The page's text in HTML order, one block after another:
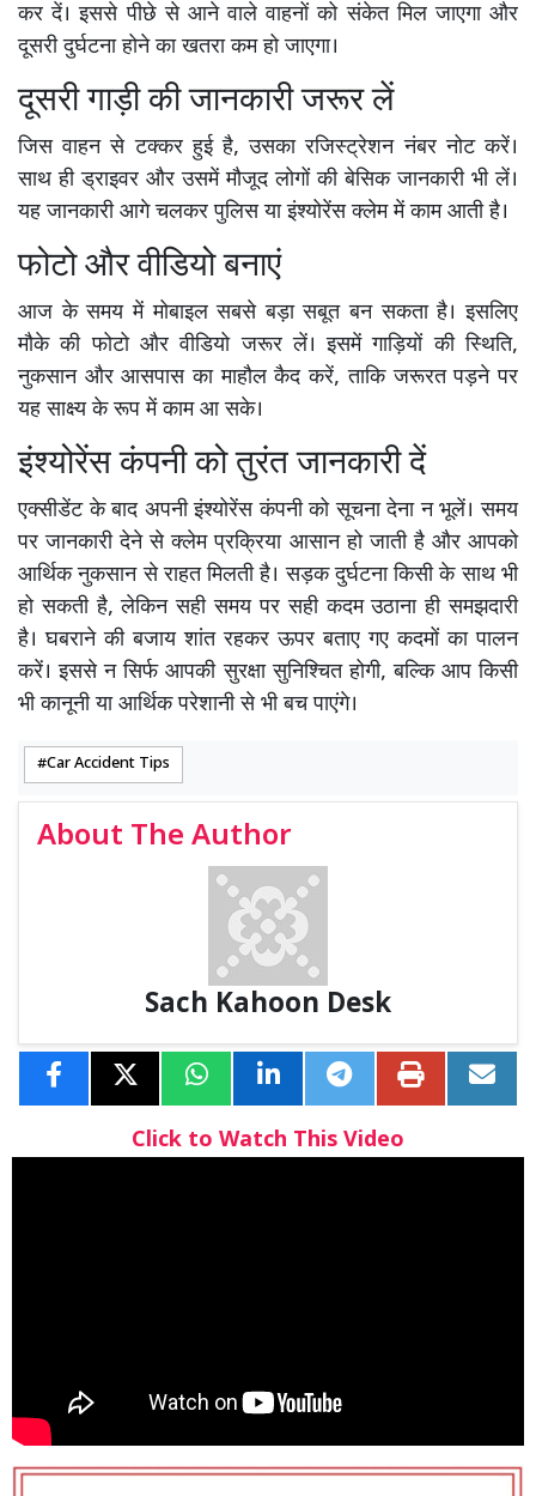
कर दें। इससे पीछे से आने वाले वाहनों को संकेत मिल जाएगा और
दूसरी दुर्घटना होने का खतरा कम हो जाएगा।
दूसरी गाड़ी की जानकारी जरूर लें
जिस वाहन से टक्कर हुई है, उसका रजिस्ट्रेशन नंबर नोट करें।
साथ ही ड्राइवर और उसमें मौजूद लोगों की बेसिक जानकारी भी लें।
यह जानकारी आगे चलकर पुलिस या इंश्योरेंस क्लेम में काम आती है।
फोटो और वीडियो बनाएं
आज के समय में मोबाइल सबसे बड़ा सबूत बन सकता है। इसलिए
मौके की फोटो और वीडियो जरूर लें। इसमें गाड़ियों की स्थिति,
नुकसान और आसपास का माहौल कैद करें, ताकि जरूरत पड़ने पर
यह साक्ष्य के रूप में काम आ सके।
इंश्योरेंस कंपनी को तुरंत जानकारी दें
एक्सीडेंट के बाद अपनी इंश्योरेंस कंपनी को सूचना देना न भूलें। समय
पर जानकारी देने से क्लेम प्रक्रिया आसान हो जाती है और आपको
आर्थिक नुकसान से राहत मिलती है। सड़क दुर्घटना किसी के साथ भी
हो सकती है, लेकिन सही समय पर सही कदम उठाना ही समझदारी
है। घबराने की बजाय शांत रहकर ऊपर बताए गए कदमों का पालन
करें। इससे न सिर्फ आपकी सुरक्षा सुनिश्चित होगी, बल्कि आप किसी
भी कानूनी या आर्थिक परेशानी से भी बच पाएंगे।
Car Accident Tips
About The Author
Sach Kahoon Desk
Click to Watch This Video